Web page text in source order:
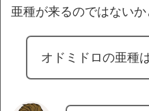
亜種が来るのではないか
オドミドロの亜種